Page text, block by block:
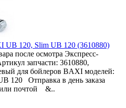
UB 120, Slim UB 120 (3610880)
после осмотра Экспресс-
запчасти: 3610880,
для бойлеров BAXI моделей:
120 Отправка в день заказа
или почтой &..